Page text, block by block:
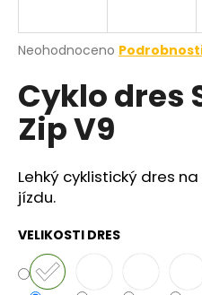
Průměrné
produktu
je
0,0
z
hvězdiček.
Neohodnoceno
Cyklo dres
Zip V9
Lehký cyklistický dres
jízdu.
VELIKOSTI DRES
j
t
?